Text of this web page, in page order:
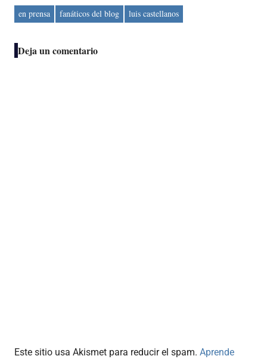
en prensa fanáticos del blog luis castellanos
Deja un comentario
Este sitio usa Akismet para reducir el spam. Aprende